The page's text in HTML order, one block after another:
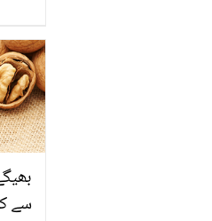
سے